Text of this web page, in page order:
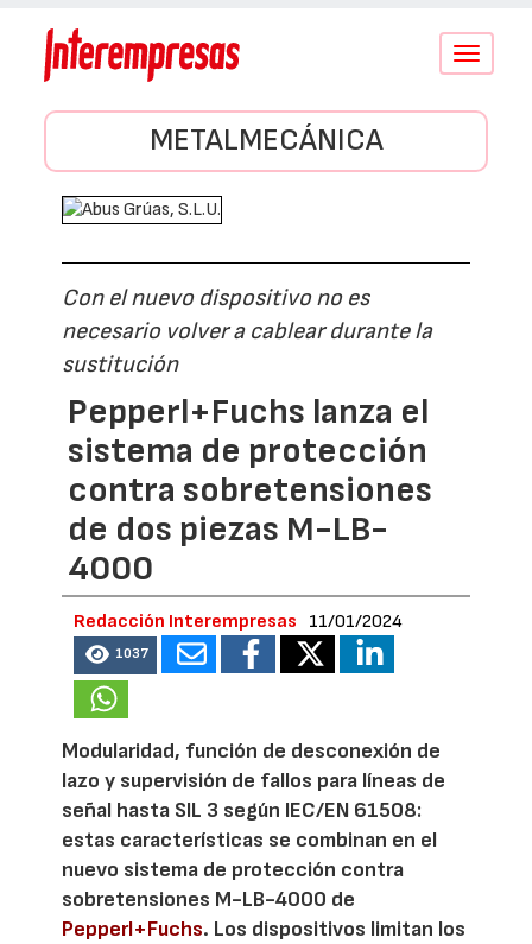
Conmutar
METALMECÁNICA
Con el nuevo dispositivo no es
necesario volver a cablear durante la
sustitución
Pepperl+Fuchs lanza el
sistema de protección
contra sobretensiones
de dos piezas M-LB-
4000
Redacción Interempresas 11/01/2024
1037
Modularidad, función de desconexión de
lazo y supervisión de fallos para líneas de
señal hasta SIL 3 según IEC/EN 61508:
estas características se combinan en el
nuevo sistema de protección contra
sobretensiones M-LB-4000 de
Pepperl+Fuchs. Los dispositivos limitan los